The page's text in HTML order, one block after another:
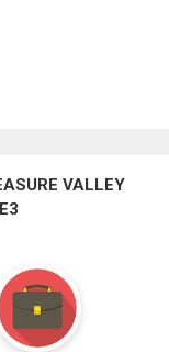
VALLEY